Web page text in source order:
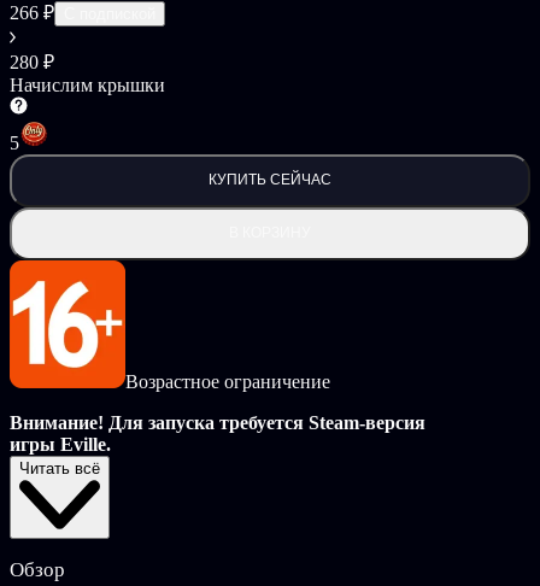
266 ₽
280 ₽
Начислим крышки
5
КУПИТЬ СЕЙЧАС
Возрастное ограничение
Внимание! Для запуска требуется Steam-версия
игры Eville.
Добро пожаловать, Селянин. Давайте-ка вместе отправимся в
Ледяную Каменоломню!
60 уровням с новыми крутыми предметами! Среди них: новые
Читать всё
Обзор